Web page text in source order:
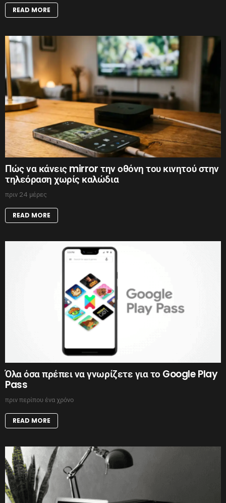
READ MORE
Πώς να κάνεις mirror την οθόνη του κινητού στην
τηλεόραση χωρίς καλώδια
πριν 24 μέρες
READ MORE
Όλα όσα πρέπει να γνωρίζετε για το Google Play
Pass
πριν περίπου ένα χρόνο
READ MORE